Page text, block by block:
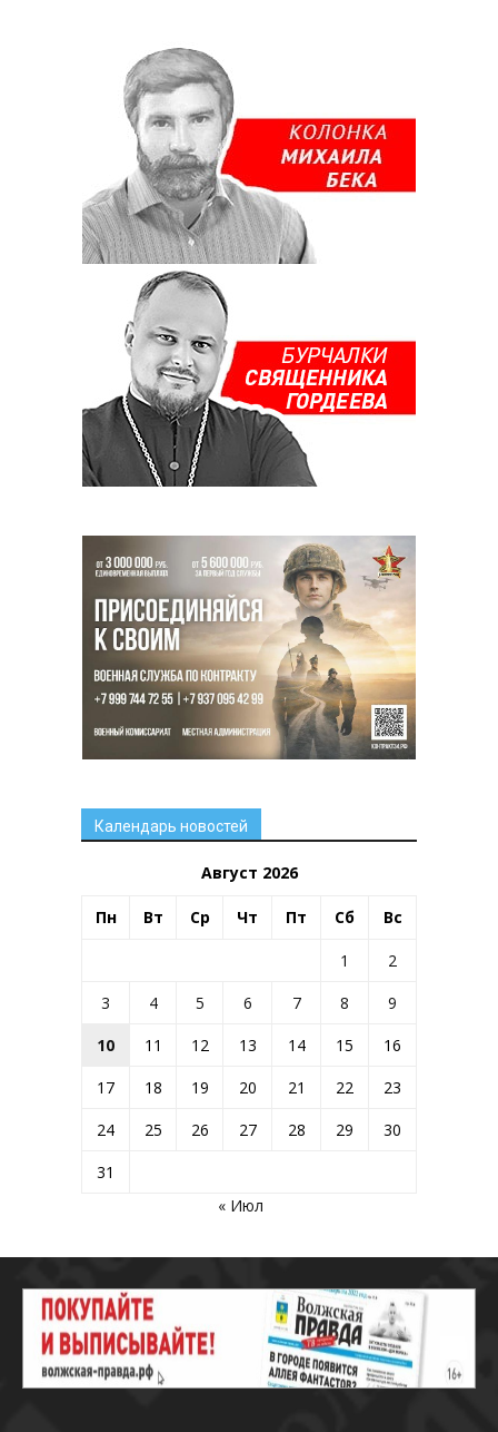
Календарь новостей
Август 2026
Пн Вт Ср Чт Пт Сб Вс
1
2
3
4 5 6 7 8
9
10
11 12 13 14 15
16
17
18 19 20 21 22
23
24
25 26 27 28 29
30
31
« Июл